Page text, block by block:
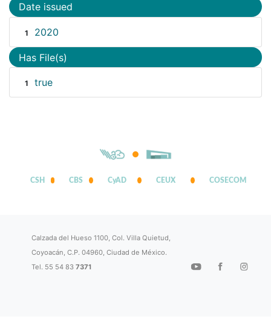
Date issued
1 2020
Has File(s)
1 true
CSH CBS CyAD CEUX COSECOM
Calzada del Hueso 1100, Col. Villa Quietud,
Coyoacán, C.P. 04960, Ciudad de México.
Tel. 55 54 837371